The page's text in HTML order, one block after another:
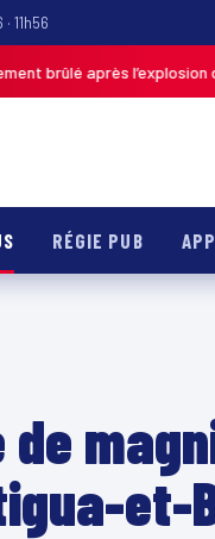
11h56
d’une balle
RÉGIE PUB
de
et-